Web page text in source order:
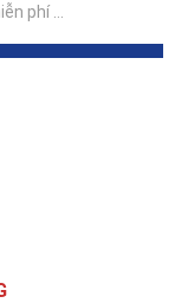
phí ...